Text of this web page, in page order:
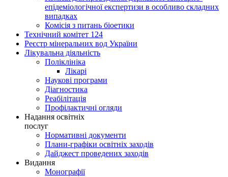
епідеміологічної експертизи в особливо складних
випадках
Комісія з питань біоетики
Технічний комітет 124
Реєстр мінеральних вод України
Лікувальна діяльність
Поліклініка
Лікарі
Наукові програми
Діагностика
Реабілітація
Профілактичні огляди
Надання освітніх
послуг
Нормативні документи
Плани-графіки освітніх заходів
Дайджест проведених заходів
Видання
Монографії